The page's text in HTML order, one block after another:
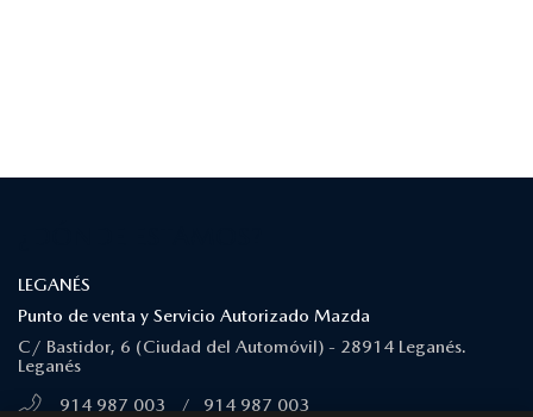
LEGANÉS
Punto de venta y Servicio Autorizado Mazda
C/ Bastidor, 6 (Ciudad del Automóvil) - 28914 Leganés.
Leganés
914 987 003
/
914 987 003